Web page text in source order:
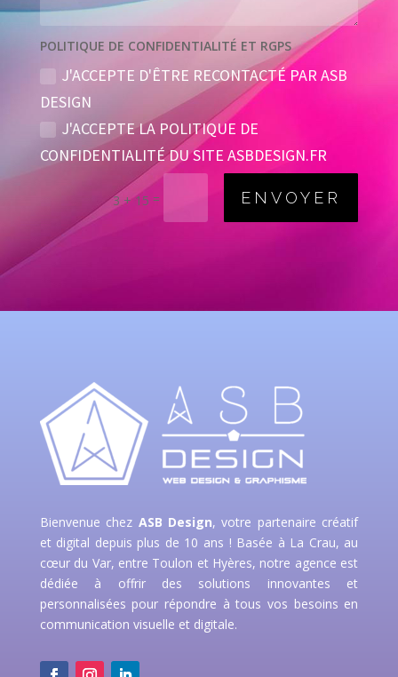
POLITIQUE DE CONFIDENTIALITÉ ET RGPS
J'ACCEPTE D'ÊTRE RECONTACTÉ PAR ASB
DESIGN
J'ACCEPTE LA POLITIQUE DE
CONFIDENTIALITÉ DU SITE ASBDESIGN.FR
3 + 15 = ENVOYER
Bienvenue chez ASB Design, votre partenaire créatif
et digital depuis plus de 10 ans ! Basée à La Crau, au
cœur du Var, entre Toulon et Hyères, notre agence est
dédiée à offrir des solutions innovantes et
personnalisées pour répondre à tous vos besoins en
communication visuelle et digitale.